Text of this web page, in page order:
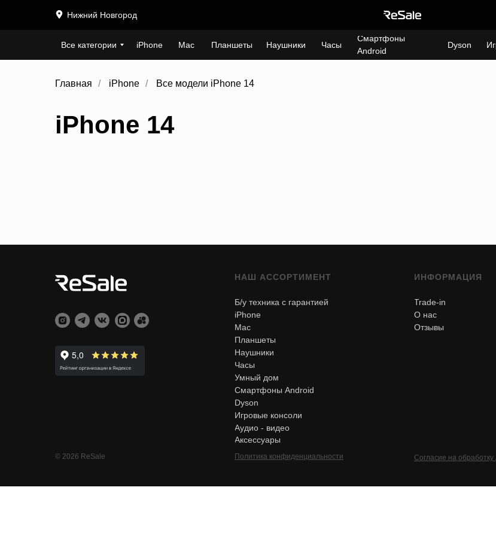
Нижний Новгород
Dyson
Смартфоны
Android
Часы
Наушники
Планшеты
Mac
Все категории iPhone
Главная / iPhone / Все модели iPhone 14
iPhone 14
НАШ АССОРТИМЕНТ ИНФОРМАЦИЯ
Согласие на
Политика конфиденциальности
© 2026 ReSale
Отзывы
О нас
Trade-in
iPhone
Б/у техника с гарантией
Mac
Планшеты
Наушники
Часы
Смартфоны Android
Dyson
Умный дом
Игровые консоли
Аудио - видео
Аксессуары